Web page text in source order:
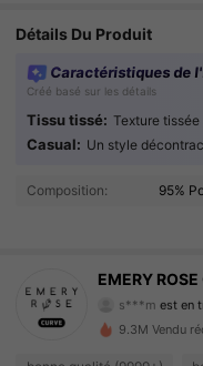
Détails Du Produit
Caractéristiques de
Créé basé sur les détails
Tissu tissé: Texture
Casual: Un style
Composition: 95%
EMERY ROSE
4.86 1M
1M
4.86 1M
9.3M Vendu